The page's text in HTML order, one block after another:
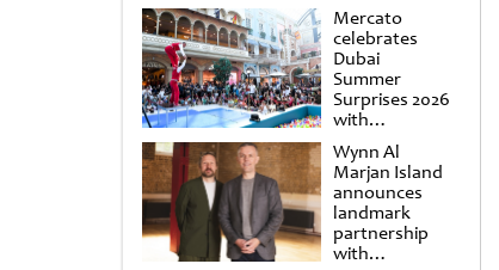
Mercato
celebrates
Dubai
Summer
Surprises 2026
with
spectacular
shows and
raffles
Wynn Al
Marjan Island
announces
landmark
partnership
with